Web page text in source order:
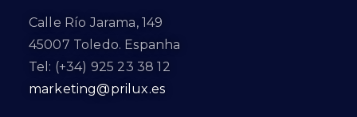
Calle Río Jarama, 149
45007 Toledo. Espanha
Tel: (+34) 925 23 38 12
marketing@prilux.es